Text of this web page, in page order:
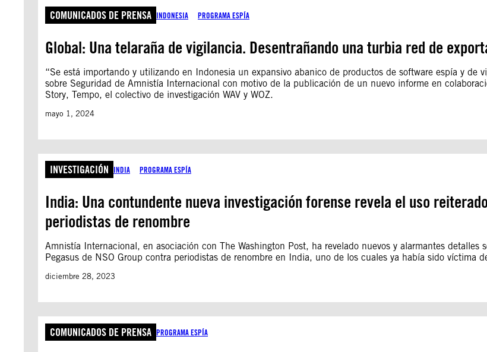
COMUNICADOS DE PRENSA INDONESIA PROGRAMA ESPÍA
Global: Una telaraña de vigilancia. Desentrañando una turbia red de
“Se está importando y utilizando en Indonesia un expansivo abanico de productos de software espía y de
sobre Seguridad de Amnistía Internacional con motivo de la publicación de un nuevo informe en
Story, Tempo, el colectivo de investigación WAV y WOZ.
mayo 1, 2024
INVESTIGACIÓN INDIA PROGRAMA ESPÍA
India: Una contundente nueva investigación forense revela el uso
periodistas de renombre
Amnistía Internacional, en asociación con The Washington Post, ha revelado nuevos y alarmantes
Pegasus de NSO Group contra periodistas de renombre en India, uno de los cuales ya había sido víctima
diciembre 28, 2023
COMUNICADOS DE PRENSA PROGRAMA ESPÍA